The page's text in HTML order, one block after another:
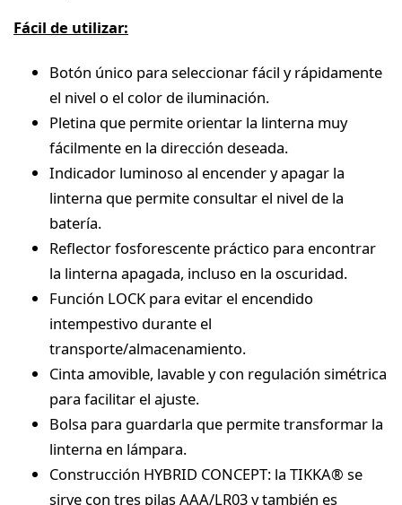
Fácil de utilizar:
Botón único para seleccionar fácil y rápidamente
el nivel o el color de iluminación.
Pletina que permite orientar la linterna muy
fácilmente en la dirección deseada.
Indicador luminoso al encender y apagar la
linterna que permite consultar el nivel de la
batería.
Reflector fosforescente práctico para encontrar
la linterna apagada, incluso en la oscuridad.
Función LOCK para evitar el encendido
intempestivo durante el
transporte/almacenamiento.
Cinta amovible, lavable y con regulación simétrica
para facilitar el ajuste.
Bolsa para guardarla que permite transformar la
linterna en lámpara.
Construcción HYBRID CONCEPT: la TIKKA® se
sirve con tres pilas AAA/LR03 y también es